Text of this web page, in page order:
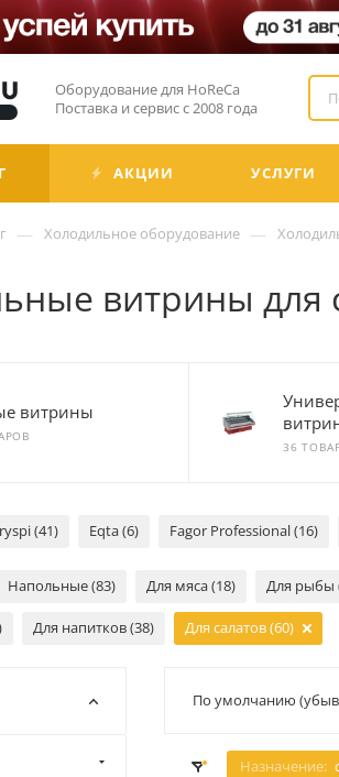
Оборудование для HoReCa
Поставка и сервис с 2008 года
АКЦИИ УСЛУГИ
— Холодильное оборудование —
витрины для
витрины
36
(41) Eqta (6) Fagor Professional (16)
Напольные (83) Для мяса (18) Для рыбы
Для напитков (38) Для салатов (60)
По умолчанию
Назначение: